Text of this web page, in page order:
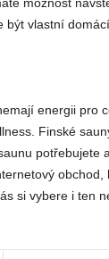
být vlastní
energii pro
Finské
potřebujete
si vybere i ten